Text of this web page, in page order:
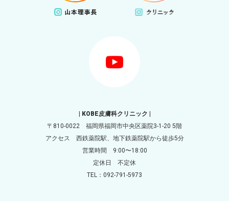
| KOBE皮膚科クリニック |
〒810-0022 福岡県福岡市中央区薬院3-1-20 5階
アクセス 西鉄薬院駅、地下鉄薬院駅から徒歩5分
営業時間 9:00〜18:00
定休日 不定休
TEL：092-791-5973